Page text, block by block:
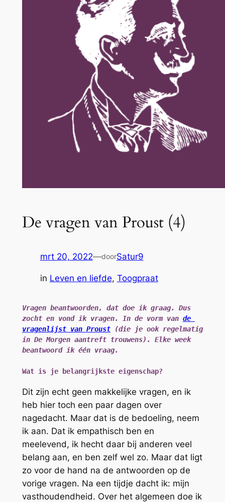
De vragen van Proust (4)
mrt 20, 2022—doorSatur9
in Leven en liefde, Toogpraat
Vragen beantwoorden, dat doe ik graag. Dus
zocht en vond ik vragen. In de vorm van de
vragenlijst van Proust (die je ook regelmatig
in De Morgen aantreft trouwens). Elke week
beantwoord ik één vraag.
Wat is je belangrijkste eigenschap?
Dit zijn echt geen makkelijke vragen, en ik
heb hier toch een paar dagen over
nagedacht. Maar dat is de bedoeling, neem
ik aan. Dat ik empathisch ben en
meelevend, ik hecht daar bij anderen veel
belang aan, en ben zelf wel zo. Maar dat ligt
zo voor de hand na de antwoorden op de
vorige vragen. Na een tijdje dacht ik: mijn
vasthoudendheid. Over het algemeen doe ik